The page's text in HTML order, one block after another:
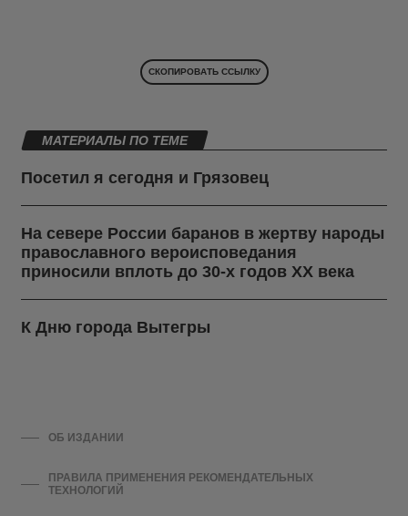
СКОПИРОВАТЬ ССЫЛКУ
МАТЕРИАЛЫ ПО ТЕМЕ
Посетил я сегодня и Грязовец
На севере России баранов в жертву народы
православного вероисповедания
приносили вплоть до 30-х годов ХХ века
К Дню города Вытегры
ОБ ИЗДАНИИ
ПРАВИЛА ПРИМЕНЕНИЯ РЕКОМЕНДАТЕЛЬНЫХ
ТЕХНОЛОГИЙ